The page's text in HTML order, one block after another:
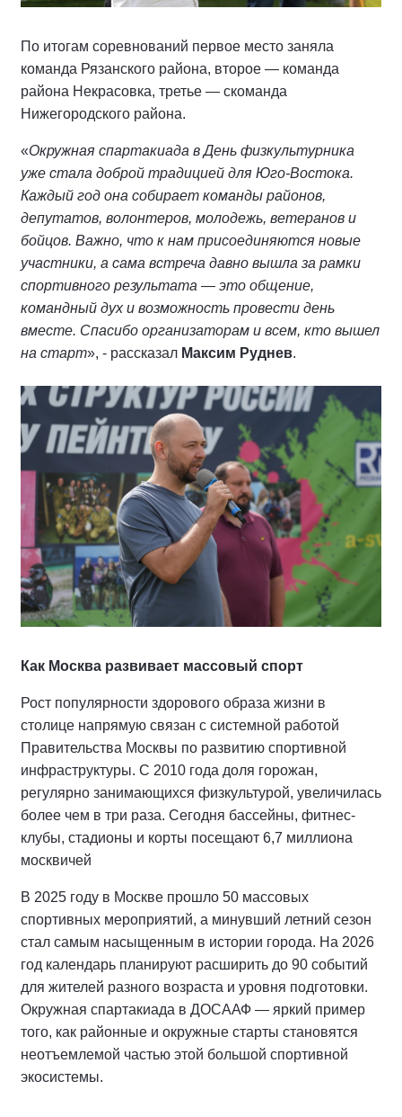
По итогам соревнований первое место заняла
команда Рязанского района, второе — команда
района Некрасовка, третье — скоманда
Нижегородского района.
«Окружная спартакиада в День физкультурника
уже стала доброй традицией для Юго-Востока.
Каждый год она собирает команды районов,
депутатов, волонтеров, молодежь, ветеранов и
бойцов. Важно, что к нам присоединяются новые
участники, а сама встреча давно вышла за рамки
спортивного результата — это общение,
командный дух и возможность провести день
вместе. Спасибо организаторам и всем, кто вышел
на старт», - рассказал Максим Руднев.
Как Москва развивает массовый спорт
Рост популярности здорового образа жизни в
столице напрямую связан с системной работой
Правительства Москвы по развитию спортивной
инфраструктуры. С 2010 года доля горожан,
регулярно занимающихся физкультурой, увеличилась
более чем в три раза. Сегодня бассейны, фитнес-
клубы, стадионы и корты посещают 6,7 миллиона
москвичей
В 2025 году в Москве прошло 50 массовых
спортивных мероприятий, а минувший летний сезон
стал самым насыщенным в истории города. На 2026
год календарь планируют расширить до 90 событий
для жителей разного возраста и уровня подготовки.
Окружная спартакиада в ДОСААФ — яркий пример
того, как районные и окружные старты становятся
неотъемлемой частью этой большой спортивной
экосистемы.